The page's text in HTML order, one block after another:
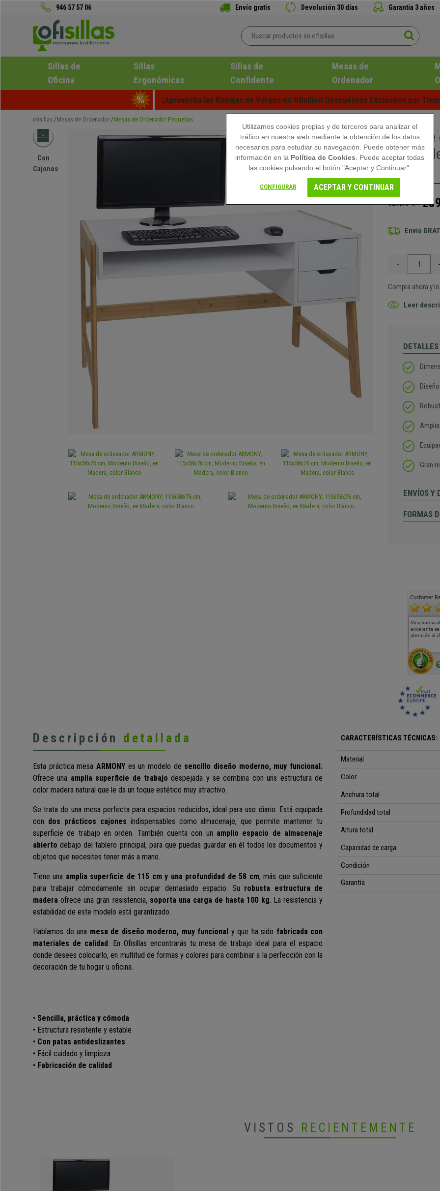
946 57 57 06 Envío gratis Devolución 30 días Garantía 3 años
Sillas de
Oficina
Sillas
Ergonómicas
Sillas de
Confidente
Mesas de
Ordenador
¡Aprovecha las Rebajas de Verano en Ofisillas! Descuentos Exclusivos por
ofisillas Mesas de Ordenador Mesas de Ordenador Pequeñas
Con
Cajones
Mesa de
cm,
Blanco
329,90 €
Envio
-
Compra ahora y
Leer
DETALLES
Gran
ENVÍOS Y
FORMAS
Customer
Muy buena
excelente
atención al
Descripción detallada
Esta práctica mesa ARMONY es un modelo de sencillo diseño moderno, muy funcional.
Ofrece una amplia superficie de trabajo despejada y se combina con uns estructura de
color madera natural que le da un toque estético muy atractivo.
Se trata de una mesa perfecta para espacios reducidos, ideal para uso diario. Está equipada
con dos prácticos cajones indispensables como almacenaje, que permite mantener tu
superficie de trabajo en orden. También cuenta con un amplio espacio de almacenaje
abierto debajo del tablero principal, para que puedas guardar en él todos los documentos y
objetos que necesites tener más a mano.
Tiene una amplia superficie de 115 cm y una profundidad de 58 cm, más que suficiente
para trabajar cómodamente sin ocupar demasiado espacio. Su robusta estructura de
madera ofrece una gran resistencia, soporta una carga de hasta 100 kg. La resistencia y
estabilidad de este modelo está garantizado.
Hablamos de una mesa de diseño moderno, muy funcional y que ha sido fabricada con
materiales de calidad . En Ofisillas encontrarás tu mesa de trabajo ideal para el espacio
donde desees colocarlo, en multitud de formas y colores para combinar a la perfección con la
decoración de tu hogar u oficina.
• Sencilla, práctica y cómoda
• Estructura resistente y estable
• Con patas antideslizantes
• Fácil cuidado y limpieza
• Fabricación de calidad
CARACTERÍSTICAS TÉCNICAS:
Material
Color
Anchura total
Profundidad total
Altura total
Capacidad de carga
Condición
Garantía
VISTOS RECIENTEMENTE
Utilizamos cookies propias y de terceros para analizar el
tráfico en nuestra web mediante la obtención de los datos
necesarios para estudiar su navegación. Puede obtener más
información en la Política de Cookies . Puede aceptar todas
las cookies pulsando el botón "Aceptar y Continuar".
CONFIGURAR ACEPTAR Y CONTINUAR